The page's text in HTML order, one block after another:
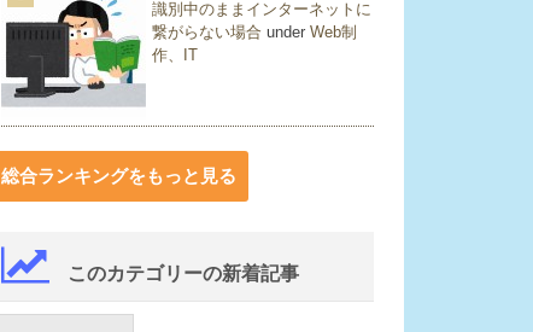
識別中のままインターネットに
繋がらない場合 under Web制
作、IT
総合ランキングをもっと見る
このカテゴリーの新着記事